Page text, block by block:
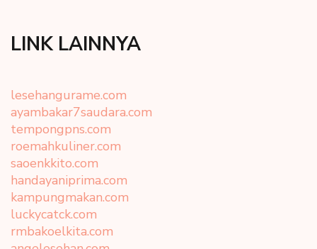
LINK LAINNYA
lesehangurame.com
ayambakar7saudara.com
tempongpns.com
roemahkuliner.com
saoenkkito.com
handayaniprima.com
kampungmakan.com
luckycatck.com
rmbakoelkita.com